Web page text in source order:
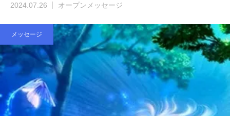
2024.07.26
オープンメッセージ
メッセージ